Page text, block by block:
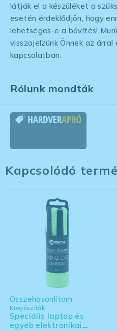
látják el a készüléket a
esetén érdeklődjön, hogy
lehetséges-e a bővítés!
visszajelzünk Önnek az
kapcsolatban.
Rólunk mondták
Kapcsolódó
Kiegészítők
Speciális laptop és
egyéb elektronikai
Összehasonlítom